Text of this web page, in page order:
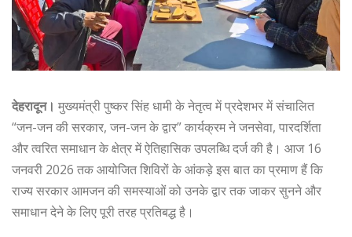
देहरादून। मुख्यमंत्री पुष्कर सिंह धामी के नेतृत्व में प्रदेशभर में संचालित
“जन-जन की सरकार, जन-जन के द्वार” कार्यक्रम ने जनसेवा, पारदर्शिता
और त्वरित समाधान के क्षेत्र में ऐतिहासिक उपलब्धि दर्ज की है। आज 16
जनवरी 2026 तक आयोजित शिविरों के आंकड़े इस बात का प्रमाण हैं कि
राज्य सरकार आमजन की समस्याओं को उनके द्वार तक जाकर सुनने और
समाधान देने के लिए पूरी तरह प्रतिबद्ध है।